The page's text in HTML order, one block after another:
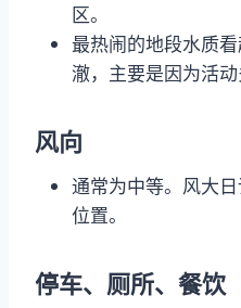
区。
最热闹的地段水质
澈，主要是因为活动
风向
通常为中等。风大
位置。
停车、厕所、餐饮